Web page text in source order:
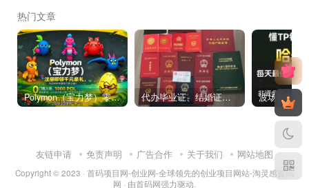
热门文章
Polymon（宝力梦）零撸链游天花板，稳定收益，轻松变现，今日全球首发！ 代办毕业证、结婚证、房产证、不动产权证书、离婚证、中专/大专/高中
友链申请 免责声明 广告合作 关于我们 网站地图
Copyright © 2023 · 首码项目网-创业网-全球领先的创业项目网站-淘灵感首码
网 · 由首码网强力驱动.